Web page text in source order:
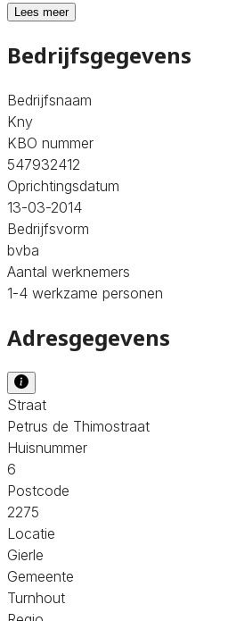
Lees meer
Bedrijfsgegevens
Bedrijfsnaam
Kny
KBO nummer
547932412
Oprichtingsdatum
13-03-2014
Bedrijfsvorm
bvba
Aantal werknemers
1-4 werkzame personen
Adresgegevens
Straat
Petrus de Thimostraat
Huisnummer
6
Postcode
2275
Locatie
Gierle
Gemeente
Turnhout